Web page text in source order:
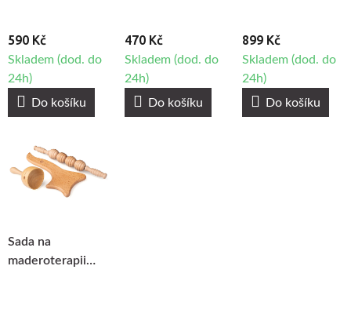
590 Kč
Skladem (dod. do
24h)
Do košíku
470 Kč
Skladem (dod. do
24h)
Do košíku
899 Kč
Skladem (dod. do
24h)
Do košíku
Sada na
maderoterapii